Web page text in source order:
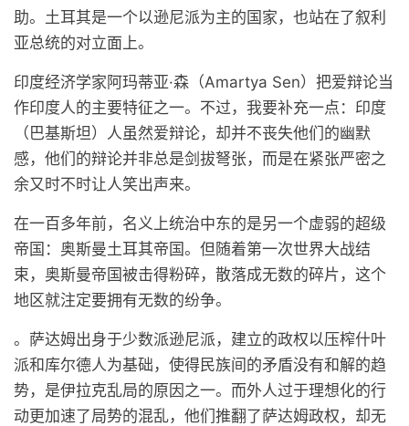
助。土耳其是一个以逊尼派为主的国家，也站在了叙利
亚总统的对立面上。
印度经济学家阿玛蒂亚·森（Amartya Sen）把爱辩论当
作印度人的主要特征之一。不过，我要补充一点：印度
（巴基斯坦）人虽然爱辩论，却并不丧失他们的幽默
感，他们的辩论并非总是剑拔弩张，而是在紧张严密之
余又时不时让人笑出声来。
在一百多年前，名义上统治中东的是另一个虚弱的超级
帝国：奥斯曼土耳其帝国。但随着第一次世界大战结
束，奥斯曼帝国被击得粉碎，散落成无数的碎片，这个
地区就注定要拥有无数的纷争。
。萨达姆出身于少数派逊尼派，建立的政权以压榨什叶
派和库尔德人为基础，使得民族间的矛盾没有和解的趋
势，是伊拉克乱局的原因之一。而外人过于理想化的行
动更加速了局势的混乱，他们推翻了萨达姆政权，却无